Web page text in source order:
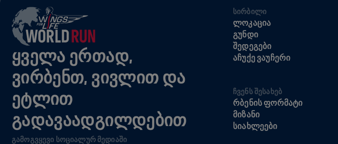
ᲧᲕᲔᲚᲐ ᲔᲠᲗᲐᲓ,
ᲕᲘᲠᲑᲔᲜᲗ, ᲕᲘᲕᲚᲘᲗ ᲓᲐ
ᲔᲢᲚᲘᲗ
ᲒᲐᲓᲐᲕᲐᲐᲓᲒᲘᲚᲓᲔᲑᲘᲗ
ᲒᲐᲛᲝᲒᲕᲧᲔᲕᲘ ᲡᲝᲪᲘᲐᲚᲣᲠ ᲛᲔᲓᲘᲐᲨᲘ
ᲡᲘᲠᲑᲘᲚᲘ
ᲚᲝᲙᲐᲪᲘᲐ
ᲒᲣᲜᲓᲘ
ᲨᲔᲓᲔᲒᲔᲑᲘ
ᲐᲩᲣᲥᲔ ᲕᲐᲣᲩᲔᲠᲘ
ᲩᲕᲔᲜᲡ ᲨᲔᲡᲐᲮᲔᲑ
ᲠᲑᲔᲜᲘᲡ ᲤᲝᲠᲛᲐᲢᲘ
ᲛᲘᲖᲐᲜᲘ
ᲡᲘᲐᲮᲚᲔᲔᲑᲘ